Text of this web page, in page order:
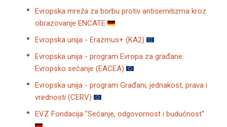
Evropska mreža za borbu protiv antisemitizma kroz
obrazovanje ENCATE
Evropska unija - Erazmus+ (KA2)
Evropska unija - program Evropa za građane:
Evropsko sećanje (EACEA)
Evropska unija - program Građani, jednakost, prava i
vrednosti (CERV)
EVZ Fondacija "Sećanje, odgovornost i budućnost“